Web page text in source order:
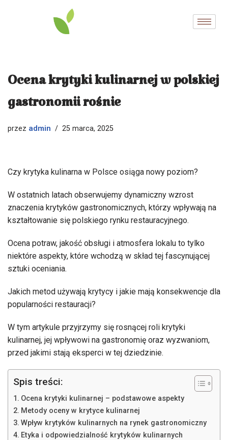
Ocena krytyki kulinarnej w polskiej
gastronomii rośnie
przez admin 25 marca, 2025
Czy krytyka kulinarna w Polsce osiąga nowy poziom?
W ostatnich latach obserwujemy dynamiczny wzrost
znaczenia krytyków gastronomicznych, którzy wpływają na
kształtowanie się polskiego rynku restauracyjnego.
Ocena potraw, jakość obsługi i atmosfera lokalu to tylko
niektóre aspekty, które wchodzą w skład tej fascynującej
sztuki oceniania.
Jakich metod używają krytycy i jakie mają konsekwencje dla
popularności restauracji?
W tym artykule przyjrzymy się rosnącej roli krytyki
kulinarnej, jej wpływowi na gastronomię oraz wyzwaniom,
przed jakimi stają eksperci w tej dziedzinie.
Spis treści:
Ocena krytyki kulinarnej – podstawowe aspekty
Metody oceny w krytyce kulinarnej
Wpływ krytyków kulinarnych na rynek gastronomiczny
Etyka i odpowiedzialność krytyków kulinarnych